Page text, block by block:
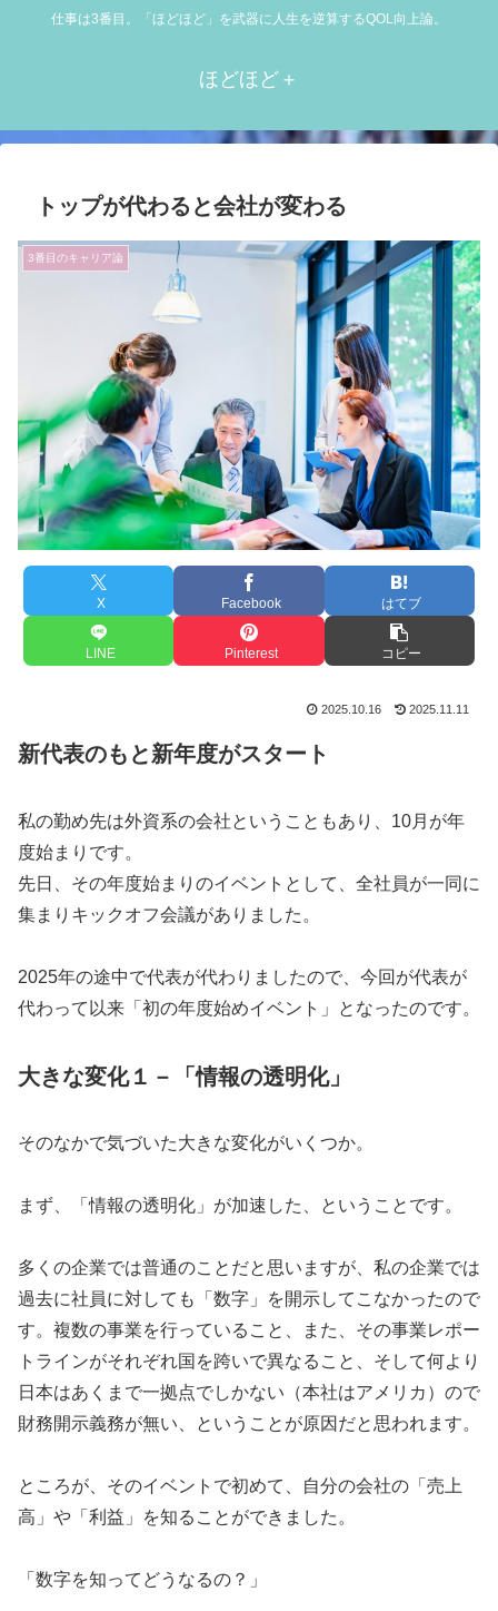
仕事は3番目。「ほどほど」を武器に人生を逆算するQOL向上論。
ほどほど＋
トップが代わると会社が変わる
3番目のキャリア論
X Facebook はてブ
LINE Pinterest コピー
2025.10.16 2025.11.11
新代表のもと新年度がスタート
私の勤め先は外資系の会社ということもあり、10月が年
度始まりです。
先日、その年度始まりのイベントとして、全社員が一同に
集まりキックオフ会議がありました。
2025年の途中で代表が代わりましたので、今回が代表が
代わって以来「初の年度始めイベント」となったのです。
大きな変化１－「情報の透明化」
そのなかで気づいた大きな変化がいくつか。
まず、「情報の透明化」が加速した、ということです。
多くの企業では普通のことだと思いますが、私の企業では
過去に社員に対しても「数字」を開示してこなかったので
す。複数の事業を行っていること、また、その事業レポー
トラインがそれぞれ国を跨いで異なること、そして何より
日本はあくまで一拠点でしかない（本社はアメリカ）ので
財務開示義務が無い、ということが原因だと思われます。
ところが、そのイベントで初めて、自分の会社の「売上
高」や「利益」を知ることができました。
「数字を知ってどうなるの？」